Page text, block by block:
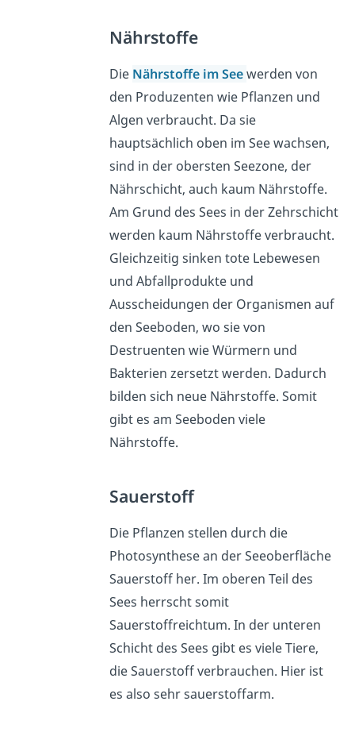
Nährstoffe
Die Nährstoffe im Seewerden von
den Produzenten wie Pflanzen und
Algen verbraucht. Da sie
hauptsächlich oben im See wachsen,
sind in der obersten Seezone, der
Nährschicht, auch kaum Nährstoffe.
Am Grund des Sees in der Zehrschicht
werden kaum Nährstoffe verbraucht.
Gleichzeitig sinken tote Lebewesen
und Abfallprodukte und
Ausscheidungen der Organismen auf
den Seeboden, wo sie von
Destruenten wie Würmern und
Bakterien zersetzt werden. Dadurch
bilden sich neue Nährstoffe. Somit
gibt es am Seeboden viele
Nährstoffe.
Sauerstoff
Die Pflanzen stellen durch die
Photosynthese an der Seeoberfläche
Sauerstoff her. Im oberen Teil des
Sees herrscht somit
Sauerstoffreichtum. In der unteren
Schicht des Sees gibt es viele Tiere,
die Sauerstoff verbrauchen. Hier ist
es also sehr sauerstoffarm.